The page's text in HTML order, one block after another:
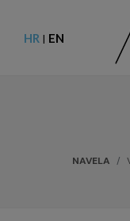
HR | EN
NAVELA